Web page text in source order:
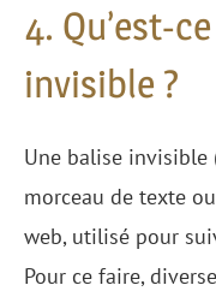
4. Qu’est-
invisible ?
Une balise
morceau de texte
web, utilisé pour
Pour ce faire,